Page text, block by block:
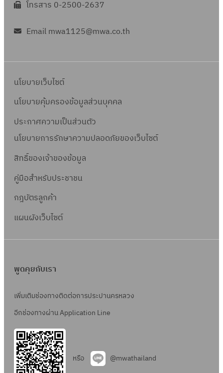
โทรสาร 0-2500-2637
Email mwa1125@mwa.co.th
นโยบายเว็บไซต์
นโยบายคุ้มครองข้อมูลส่วนบุคคล
ประกาศความเป็นส่วนตัว
นโยบายการรักษาความปลอดภัยของเว็บไซต์
สิทธิ์ของเจ้าของข้อมูล
คู่มือสำหรับประชาชน
กฎบัตรลูกค้า
แผนผังเว็บไซต์
พูดคุยกับเรา
เพิ่มเติมช่องทางติดต่อการประปานครหลวง
อีกช่องทางผ่าน Application Line
หรือ @mwathailand